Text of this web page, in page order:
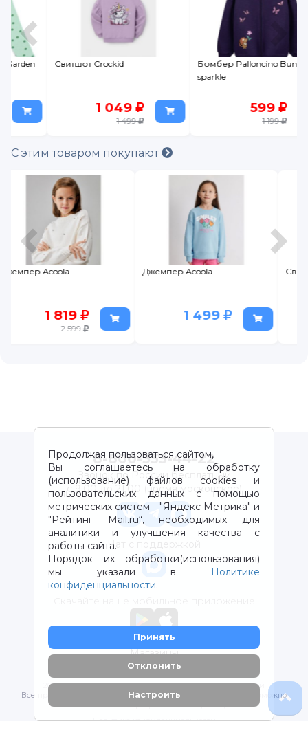
Свитшот Crockid
1 049
Бомбер Palloncino Bunny's
С этим товаром покупают
Джемпер Acoola
1 499
Свитшот Crockid
1 049
1 499
Продолжая пользоваться сайтом,
Вы соглашаетесь на обработку
(использование) файлов cookies и
пользовательских данных с помощью
метрических систем - "Яндекс Метрика" и
"Рейтинг Mail.ru“, необходимых для
аналитики и улучшения качества с
работы сайта.
Порядок их обработки(использования)
мы указали в
Политике
конфиденциальности.
Принять
Отклонить
Настроить
8-800-333-44-22
Звонок по России бесплатный
с 9:00 до 21:00 (время московское)
Чат с поддержкой
Магазины
2012-2026 © ООО "ВОТОНЯ". Детские товары с доставкой
Все права защищены. Любое использование материалов возможно
только с письменного разрешения владельцев сайта.
Политика конфиденциальности